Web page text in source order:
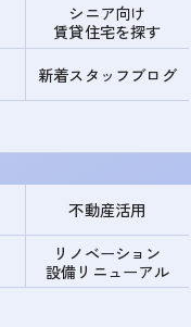
シニア向け
賃貸住宅を探す
新着スタッフブログ
不動産活用
リノベーション
設備リニューアル